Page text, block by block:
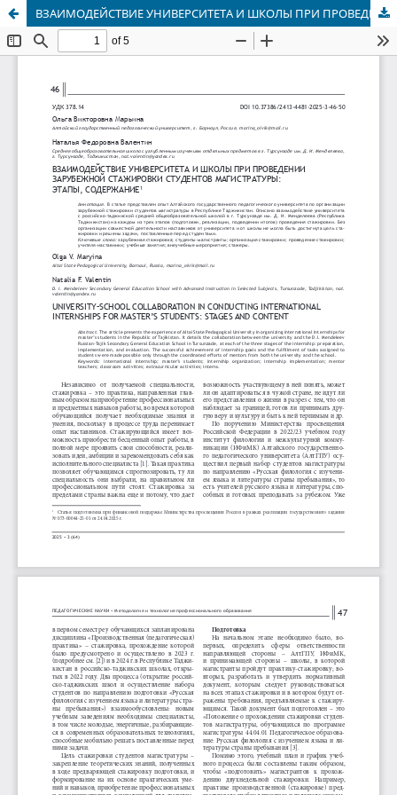
ВЗАИМОДЕЙСТВИЕ УНИВЕРСИТЕТА И ШКОЛЫ ПРИ ПРОВЕДЕНИИ ЗАРУБЕЖНОЙ СТАЖИРОВКИ СТУДЕНТОВ МАГИСТРАТУРЫ: ЭТАПЫ, СОДЕРЖАНИЕ